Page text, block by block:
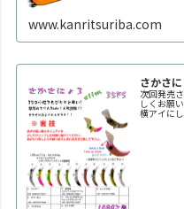
www.kanritsuriba.com
さかさ
次回発売
しくお願
横アイに
す！！自